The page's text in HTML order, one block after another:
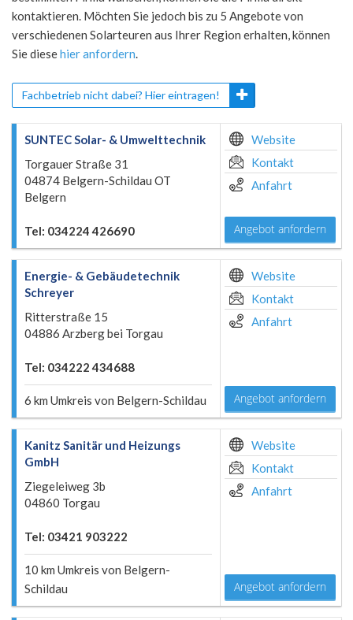
kontaktieren. Möchten Sie jedoch bis zu 5 Angebote von
verschiedenen Solarteuren aus Ihrer Region erhalten, können
Sie diesehier anfordern.
Fachbetrieb nicht dabei? Hier eintragen!
SUNTEC Solar- & Umwelttechnik
Torgauer Straße 31
04874 Belgern-Schildau OT
Belgern
Tel: 034224 426690
Website
Kontakt
Anfahrt
Angebot anfordern
Energie- & Gebäudetechnik
Schreyer
Ritterstraße 15
04886 Arzberg bei Torgau
Tel: 034222 434688
6 km Umkreis von Belgern-Schildau
Website
Kontakt
Anfahrt
Angebot anfordern
Kanitz Sanitär und Heizungs
GmbH
Ziegeleiweg 3b
04860 Torgau
Tel: 03421 903222
10 km Umkreis von Belgern-
Schildau
Website
Kontakt
Anfahrt
Angebot anfordern